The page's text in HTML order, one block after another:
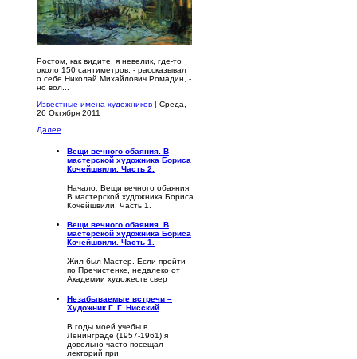
Ростом, как видите, я невелик, где-то
около 150 сантимет­ров, - рассказывал
о себе Николай Михайлович Ромадин, -
но вол...
Известные имена художников | Среда,
26 Октября 2011
Далее
Вещи вечного обаяния. В
мастерской художника Бориса
Кочейшвили. Часть 2.
Начало: Вещи вечного обаяния.
В мастерской художника Бориса
Кочейшвили. Часть 1.
Вещи вечного обаяния. В
мастерской художника Бориса
Кочейшвили. Часть 1.
Жил-был Мастер. Если пройти
по Пречистенке, недалеко от
Академии художеств свер
Незабываемые встречи –
Художник Г. Г. Нисский
В годы моей учебы в
Ленинграде (1957-1961) я
довольно часто посещал
лекторий при